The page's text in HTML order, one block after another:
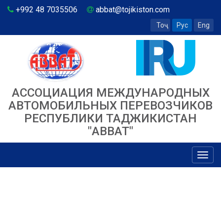
+992 48 7035506 abbat@tojikiston.com
Тоҷ Рус Eng
АССОЦИАЦИЯ МЕЖДУНАРОДНЫХ
АВТОМОБИЛЬНЫХ ПЕРЕВОЗЧИКОВ
РЕСПУБЛИКИ ТАДЖИКИСТАН
"ABBAT"